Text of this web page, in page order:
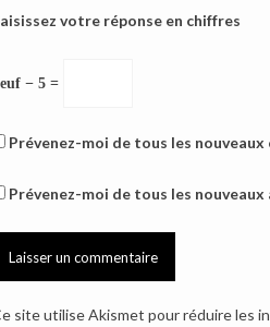
votre réponse en chiffres
− 5 =
Prévenez-moi de tous les
Prévenez-moi de tous les
site utilise Akismet pour réduire les